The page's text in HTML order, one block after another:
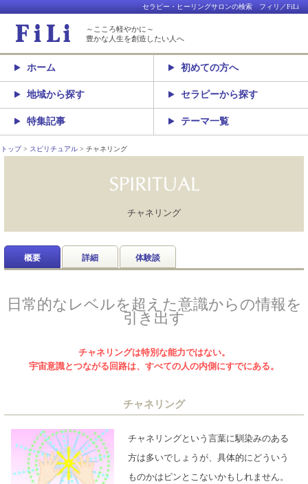
セラピー・ヒーリングサロンの検索 フィリ／FiLi
～こころ軽やかに～
豊かな人生を創造したい人へ
ホーム 初めての方へ
地域から探す セラピーから探す
特集記事 テーマ一覧
トップ スピリチュアル チャネリング
チャネリング
概要 詳細 体験談
日常的なレベルを超えた意識からの情報を
引き出す
チャネリングは特別な能力ではない。
宇宙意識とつながる回路は、すべての人の内側にすでにある。
チャネリング
チャネリングという言葉に馴染みのある
方は多いでしょうが、具体的にどういう
ものかはピンとこないかもしれません。